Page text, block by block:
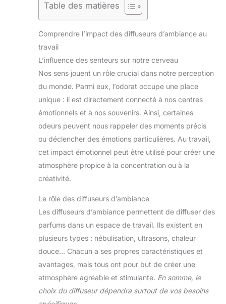
Table des matières
Comprendre l’impact des diffuseurs d’ambiance au
travail
L’influence des senteurs sur notre cerveau
Nos sens jouent un rôle crucial dans notre perception
du monde. Parmi eux, l’odorat occupe une place
unique : il est directement connecté à nos centres
émotionnels et à nos souvenirs. Ainsi, certaines
odeurs peuvent nous rappeler des moments précis
ou déclencher des émotions particulières. Au travail,
cet impact émotionnel peut être utilisé pour créer une
atmosphère propice à la concentration ou à la
créativité.
Le rôle des diffuseurs d’ambiance
Les diffuseurs d’ambiance permettent de diffuser des
parfums dans un espace de travail. Ils existent en
plusieurs types : nébulisation, ultrasons, chaleur
douce… Chacun a ses propres caractéristiques et
avantages, mais tous ont pour but de créer une
atmosphère agréable et stimulante. En somme, le
choix du diffuseur dépendra surtout de vos besoins